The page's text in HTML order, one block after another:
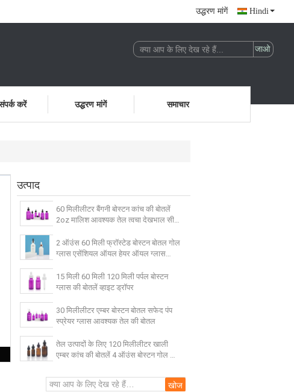
उद्धरण मांगें Hindi
करें उद्धरण मांगें समाचार
उत्पाद
60 मिलीलीटर बैंगनी बोस्टन कांच की बोतलें
2oz मालिश आवश्यक तेल त्वचा देखभाल सीरम
2 ऑउंस 60 मिली फ्रॉस्टेड बोस्टन बोतल गोल
ग्लास एसेंशियल ऑयल हेयर ऑयल ग्लास
15 मिली 60 मिली 120 मिली पर्पल बोस्टन
ग्लास की बोतलें व्हाइट ड्रॉपर
30 मिलीलीटर एम्बर बोस्टन बोतल सफेद पंप
स्प्रेयर ग्लास आवश्यक तेल की बोतल
तेल उत्पादों के लिए 120 मिलीलीटर खाली
एम्बर कांच की बोतलें 4 ऑउंस बोस्टन गोल कांच